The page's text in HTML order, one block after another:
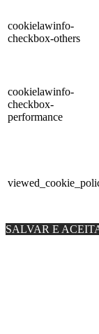
cookielawinfo-
checkbox-others
cookielawinfo-
checkbox-
performance
SALVAR E